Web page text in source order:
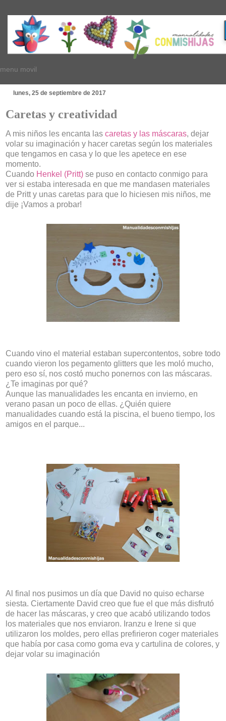
menu movil
lunes, 25 de septiembre de 2017
Caretas y creatividad
A mis niños les encanta las caretas y las máscaras, dejar
volar su imaginación y hacer caretas según los materiales
que tengamos en casa y lo que les apetece en ese
momento.
Cuando Henkel (Pritt) se puso en contacto conmigo para
ver si estaba interesada en que me mandasen materiales
de Pritt y unas caretas para que lo hiciesen mis niños, me
dije ¡Vamos a probar!
Cuando vino el material estaban supercontentos, sobre todo
cuando vieron los pegamento glitters que les moló mucho,
pero eso sí, nos costó mucho ponernos con las máscaras.
¿Te imaginas por qué?
Aunque las manualidades les encanta en invierno, en
verano pasan un poco de ellas. ¿Quién quiere
manualidades cuando está la piscina, el bueno tiempo, los
amigos en el parque...
Al final nos pusimos un día que David no quiso echarse
siesta. Ciertamente David creo que fue el que más disfrutó
de hacer las máscaras, y creo que acabó utilizando todos
los materiales que nos enviaron. Iranzu e Irene si que
utilizaron los moldes, pero ellas prefirieron coger materiales
que había por casa como goma eva y cartulina de colores, y
dejar volar su imaginación